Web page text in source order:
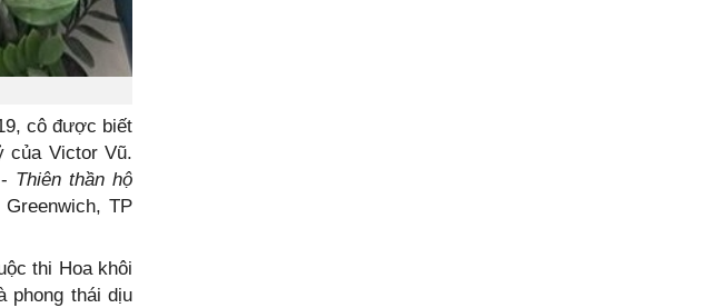
cô được biết
của Victor Vũ.
Thiên thần hộ
TP
thi Hoa khôi
phong thái dịu